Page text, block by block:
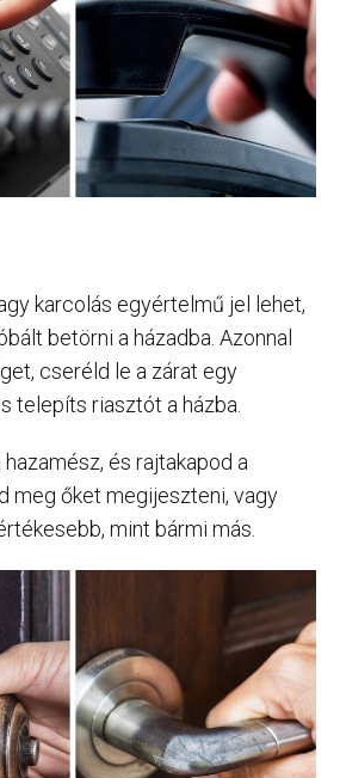
karcolás egyértelmű jel lehet,
betörni a házadba. Azonnal
cseréld le a zárat egy
telepíts riasztót a házba.
és rajtakapod a
meg őket megijeszteni, vagy
mint bármi más.